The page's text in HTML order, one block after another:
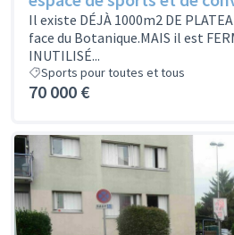
Il existe DÉJÀ 1000m2 DE
face du Botanique.MAIS il est
INUTILISÉ...
Sports pour toutes et tous
70 000 €